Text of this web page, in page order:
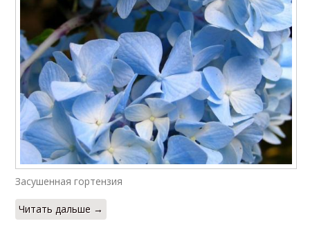
Засушенная гортензия
Читать дальше →